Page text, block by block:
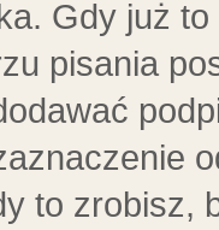
Gdy już
pisania
to zrobisz,